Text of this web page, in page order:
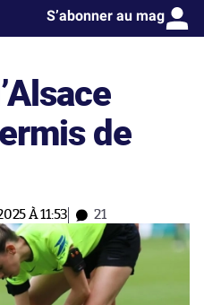
S’abonner au mag
de
À 11:53 21